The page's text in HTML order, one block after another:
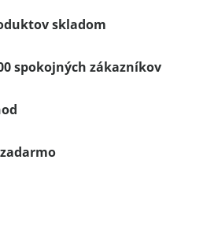
skladom
spokojných zákazníkov